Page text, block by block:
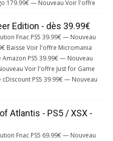
179.99€ — Nouveau Voir l'offre
Edition - dès 39.99€
Fnac PS5 39.99€ — Nouveau
Baisse Voir l'offre Micromania
PS5 39.99€ — Nouveau
Voir l'offre Just for Game
PS5 39.99€ — Nouveau
Atlantis - PS5 / XSX -
Fnac PS5 69.99€ — Nouveau